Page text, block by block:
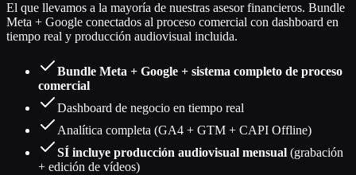
El que llevamos a la mayoría de nuestras asesor financieros. Bundle
Meta + Google conectados al proceso comercial con dashboard en
tiempo real y producción audiovisual incluida.
Bundle Meta + Google + sistema completo de proceso
comercial
Dashboard de negocio en tiempo real
Analítica completa (GA4 + GTM + CAPI Offline)
SÍ incluye producción audiovisual mensual (grabación
+ edición de vídeos)